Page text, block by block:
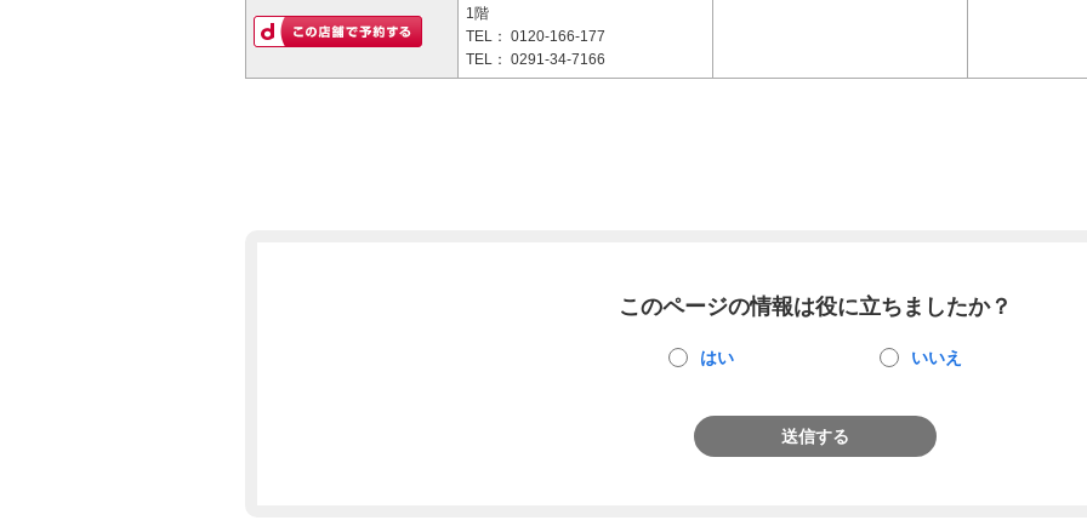
1階
TEL： 0120-166-177
TEL： 0291-34-7166
このページの情報は役に立ちましたか？
はい いいえ
送信する